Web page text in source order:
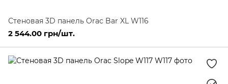
Стеновая 3D панель Orac Bar XL W116
2 544.00 грн/шт.